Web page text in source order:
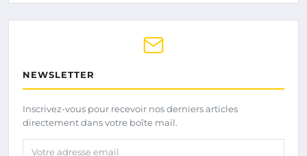
NEWSLETTER
Inscrivez-vous pour recevoir nos derniers articles
directement dans votre boîte mail.
Votre adresse email